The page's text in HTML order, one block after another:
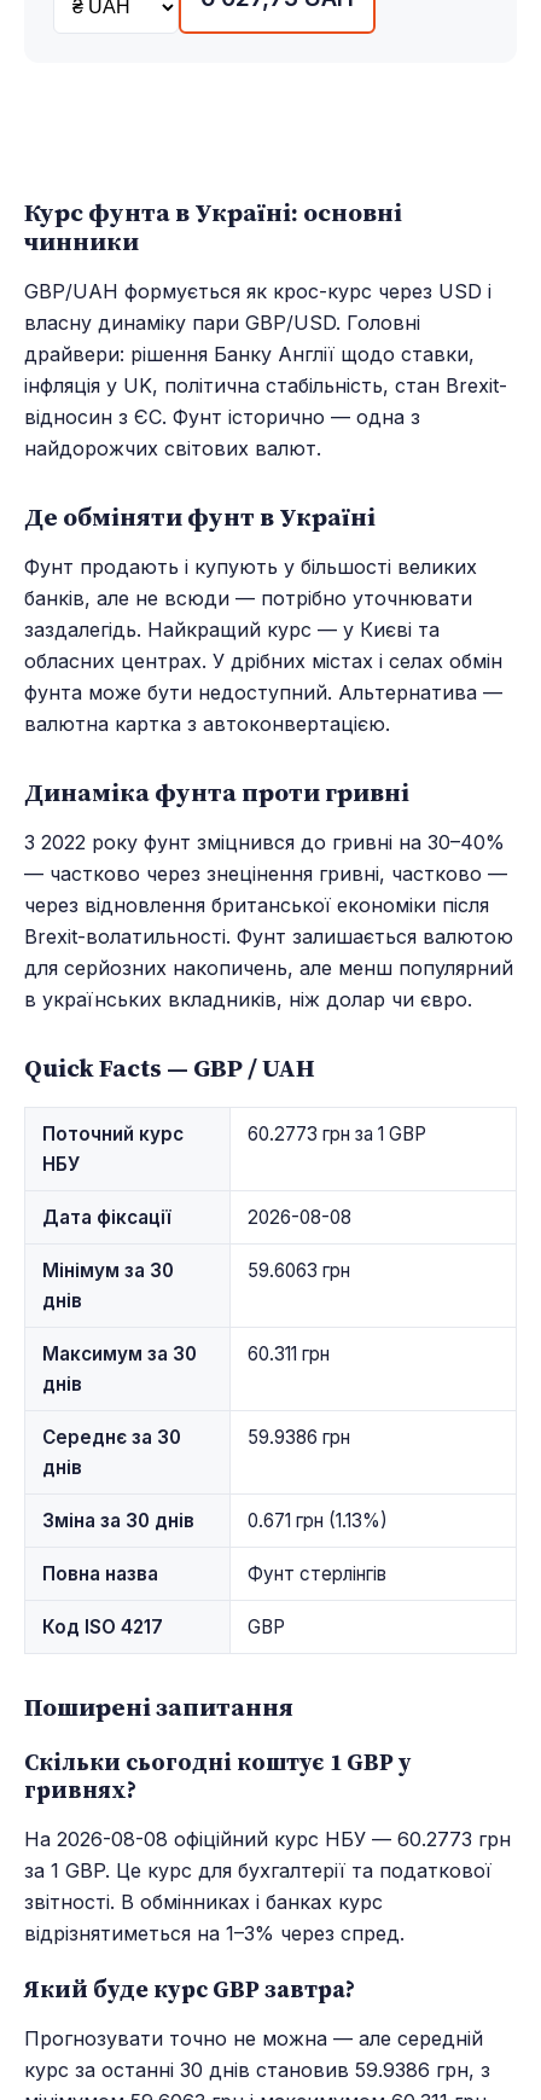
Курс фунта в Україні: основні
чинники
GBP/UAH формується як крос-курс через USD і
власну динаміку пари GBP/USD. Головні
драйвери: рішення Банку Англії щодо ставки,
інфляція у UK, політична стабільність, стан Brexit-
відносин з ЄС. Фунт історично — одна з
найдорожчих світових валют.
Де обміняти фунт в Україні
Фунт продають і купують у більшості великих
банків, але не всюди — потрібно уточнювати
заздалегідь. Найкращий курс — у Києві та
обласних центрах. У дрібних містах і селах обмін
фунта може бути недоступний. Альтернатива —
валютна картка з автоконвертацією.
Динаміка фунта проти гривні
З 2022 року фунт зміцнився до гривні на 30–40%
— частково через знецінення гривні, частково —
через відновлення британської економіки після
Brexit-волатильності. Фунт залишається валютою
для серйозних накопичень, але менш популярний
в українських вкладників, ніж долар чи євро.
Quick Facts — GBP / UAH
Поточний курс
НБУ
60.2773 грн за 1 GBP
Дата фіксації 2026-08-08
Мінімум за 30
днів
59.6063 грн
Максимум за 30
днів
60.311 грн
Середнє за 30
днів
59.9386 грн
Зміна за 30 днів 0.671 грн (1.13%)
Повна назва Фунт стерлінгів
Код ISO 4217 GBP
Поширені запитання
Скільки сьогодні коштує 1 GBP у
гривнях?
На 2026-08-08 офіційний курс НБУ — 60.2773 грн
за 1 GBP. Це курс для бухгалтерії та податкової
звітності. В обмінниках і банках курс
відрізнятиметься на 1–3% через спред.
Який буде курс GBP завтра?
Прогнозувати точно не можна — але середній
курс за останні 30 днів становив 59.9386 грн, з